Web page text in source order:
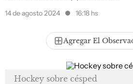
14 de agosto 2024 16:18 hs
Agregar El
Hockey sobre césped